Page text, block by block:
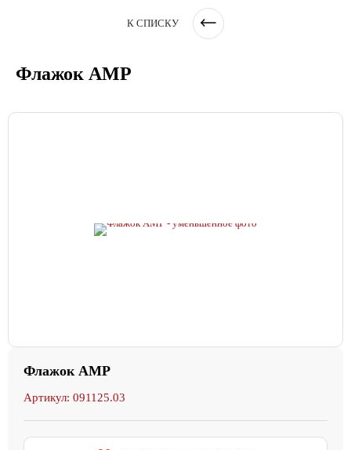
К СПИСКУ
Флажок АМР
Флажок АМР
Артикул: 091125.03